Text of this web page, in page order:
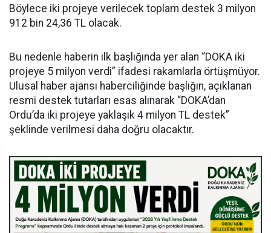
Böylece iki projeye verilecek toplam destek 3 milyon
912 bin 24,36 TL olacak.
Bu nedenle haberin ilk başlığında yer alan “DOKA iki
projeye 5 milyon verdi” ifadesi rakamlarla örtüşmüyor.
Ulusal haber ajansı haberciliğinde başlığın, açıklanan
resmi destek tutarları esas alınarak “DOKA’dan
Ordu’da iki projeye yaklaşık 4 milyon TL destek”
şeklinde verilmesi daha doğru olacaktır.